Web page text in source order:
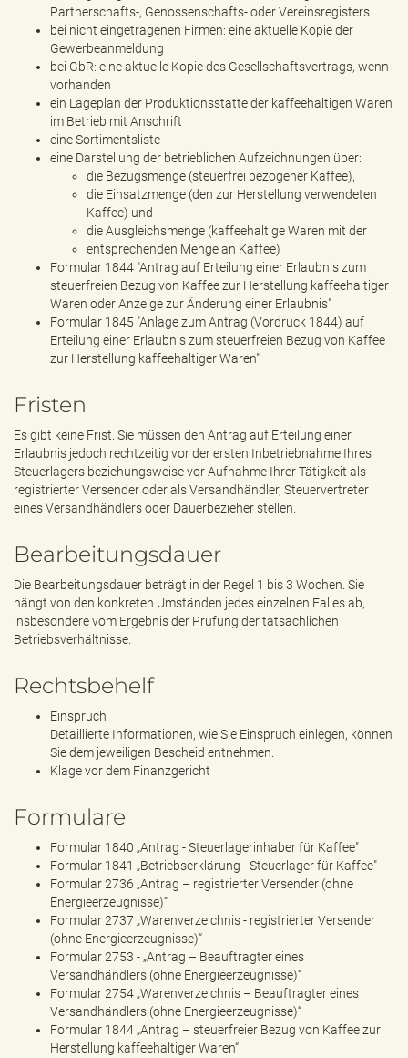
Partnerschafts-, Genossenschafts- oder Vereinsregisters
bei nicht eingetragenen Firmen: eine aktuelle Kopie der
Gewerbeanmeldung
bei GbR: eine aktuelle Kopie des Gesellschaftsvertrags, wenn
vorhanden
ein Lageplan der Produktionsstätte der kaffeehaltigen Waren
im Betrieb mit Anschrift
eine Sortimentsliste
eine Darstellung der betrieblichen Aufzeichnungen über:
die Bezugsmenge (steuerfrei bezogener Kaffee),
die Einsatzmenge (den zur Herstellung verwendeten
Kaffee) und
die Ausgleichsmenge (kaffeehaltige Waren mit der
entsprechenden Menge an Kaffee)
Formular 1844 "Antrag auf Erteilung einer Erlaubnis zum
steuerfreien Bezug von Kaffee zur Herstellung kaffeehaltiger
Waren oder Anzeige zur Änderung einer Erlaubnis"
Formular 1845 "Anlage zum Antrag (Vordruck 1844) auf
Erteilung einer Erlaubnis zum steuerfreien Bezug von Kaffee
zur Herstellung kaffeehaltiger Waren"
Fristen
Es gibt keine Frist. Sie müssen den Antrag auf Erteilung einer
Erlaubnis jedoch rechtzeitig vor der ersten Inbetriebnahme Ihres
Steuerlagers beziehungsweise vor Aufnahme Ihrer Tätigkeit als
registrierter Versender oder als Versandhändler, Steuervertreter
eines Versandhändlers oder Dauerbezieher stellen.
Bearbeitungsdauer
Die Bearbeitungsdauer beträgt in der Regel 1 bis 3 Wochen. Sie
hängt von den konkreten Umständen jedes einzelnen Falles ab,
insbesondere vom Ergebnis der Prüfung der tatsächlichen
Betriebsverhältnisse.
Rechtsbehelf
Einspruch
Detaillierte Informationen, wie Sie Einspruch einlegen, können
Sie dem jeweiligen Bescheid entnehmen.
Klage vor dem Finanzgericht
Formulare
Formular 1840 „Antrag - Steuerlagerinhaber für Kaffee"
Formular 1841 „Betriebserklärung - Steuerlager für Kaffee"
Formular 2736 „Antrag – registrierter Versender (ohne
Energieerzeugnisse)“
Formular 2737 „Warenverzeichnis - registrierter Versender
(ohne Energieerzeugnisse)“
Formular 2753 - „Antrag – Beauftragter eines
Versandhändlers (ohne Energieerzeugnisse)“
Formular 2754 „Warenverzeichnis – Beauftragter eines
Versandhändlers (ohne Energieerzeugnisse)“
Formular 1844 „Antrag – steuerfreier Bezug von Kaffee zur
Herstellung kaffeehaltiger Waren“